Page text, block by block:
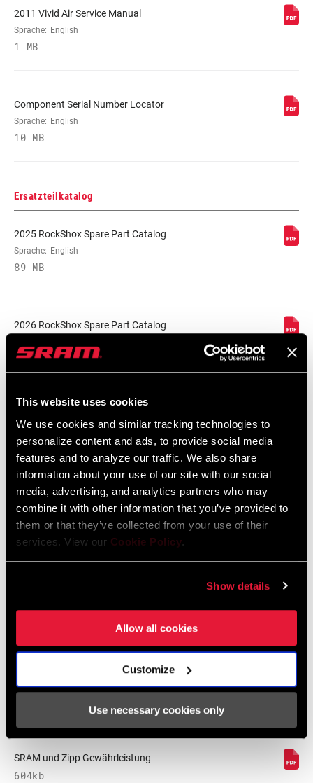
This website uses cookies
We use cookies and similar tracking technologies to
personalize content and ads, to provide social media
features and to analyze our traffic. We also share
information about your use of our site with our social
media, advertising, and analytics partners who may
combine it with other information that you’ve provided to
them or that they’ve collected from your use of their
services. View our Cookie Policy.
Show details
Allow all cookies
Customize
Use necessary cookies only
AUSSCHALT-
KRAFT
2011 Vivid Air Service Manual
Sprache: English
1 MB
Component Serial Number Locator
Sprache: English
10 MB
Ersatzteilkatalog
2025 RockShox Spare Part Catalog
Sprache: English
89 MB
2026 RockShox Spare Part Catalog
96 MB
95-4018-009-000 Safety Instructions
Suspension
Sprache:
日本語, 官话, Português,
Nederlands, Italiano, Français,
Español, English, Deutsch
348 KB
Suspension EEU
Ελληνικά, Română, Język polski,
English, Dansk, Český Jazyk
SRAM und Zipp Gewährleistung
604kb